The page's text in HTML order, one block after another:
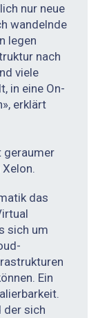
nur neue
wandelnde
legen
nach
viele
in eine On-
erklärt
geraumer
das
sich um
Ein
der sich